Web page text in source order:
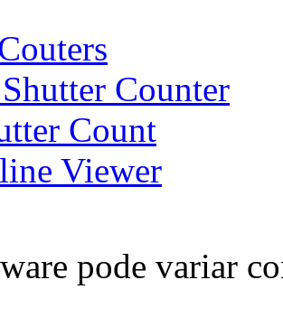
Counter
Count
Viewer
pode variar